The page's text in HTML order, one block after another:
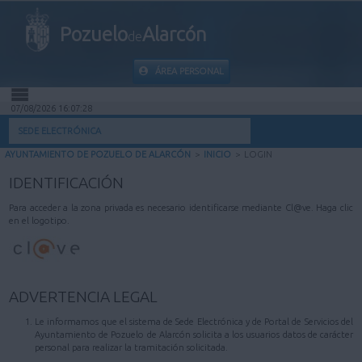
PozuelodeAlarcón
ÁREA PERSONAL
INICIO
MI CARPETA
INFORMACIÓN MUNICIPAL
AYUDA
07/08/2026 16:07:28
SEDE ELECTRÓNICA
AYUNTAMIENTO DE POZUELO DE ALARCÓN > INICIO > LOGIN
IDENTIFICACIÓN
Para acceder a la zona privada es necesario identificarse mediante Cl@ve. Haga clic
en el logotipo.
ADVERTENCIA LEGAL
Le informamos que el sistema de Sede Electrónica y de Portal de Servicios del
Ayuntamiento de Pozuelo de Alarcón solicita a los usuarios datos de carácter
personal para realizar la tramitación solicitada.